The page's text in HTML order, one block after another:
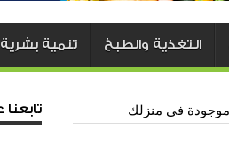
التغذية والطبخ تنمية بشرية
موجودة فى منزلك